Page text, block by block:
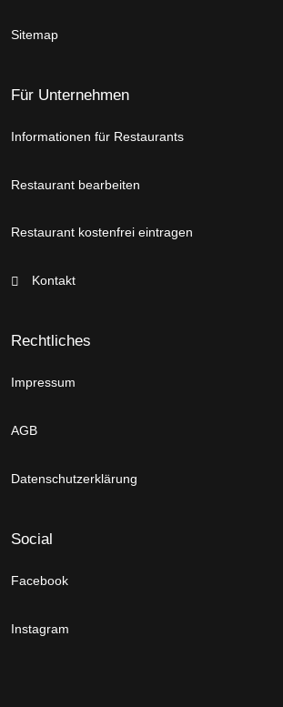
Sitemap
Für Unternehmen
Informationen für Restaurants
Restaurant bearbeiten
Restaurant kostenfrei eintragen
Kontakt
Rechtliches
Impressum
AGB
Datenschutzerklärung
Social
Facebook
Instagram